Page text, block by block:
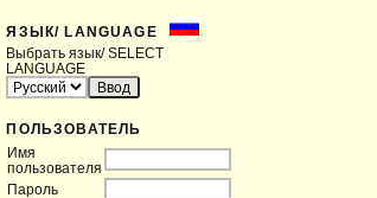
ЯЗЫК/ LANGUAGE
Выбрать язык/ SELECT
LANGUAGE
ПОЛЬЗОВАТЕЛЬ
Имя
пользователя
Пароль